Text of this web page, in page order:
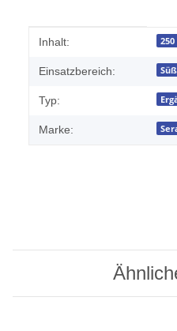
Produkteigenschaft
Wert
Inhalt:
Einsatzbereich:
Typ:
Marke: